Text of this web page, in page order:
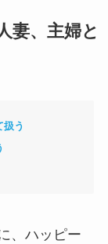
妻、主婦と
う
、ハッピー